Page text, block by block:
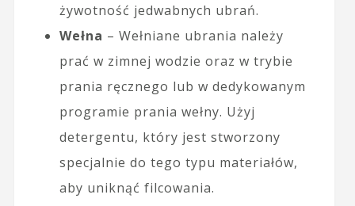
żywotność jedwabnych ubrań.
Wełna – Wełniane ubrania należy
prać w zimnej wodzie oraz w trybie
prania ręcznego lub w dedykowanym
programie prania wełny. Użyj
detergentu, który jest stworzony
specjalnie do tego typu materiałów,
aby uniknąć filcowania.